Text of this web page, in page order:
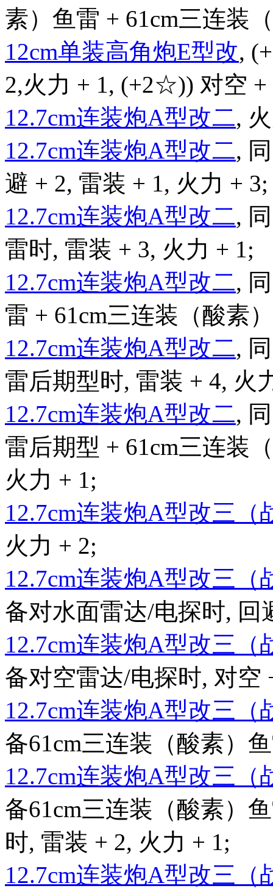
素）鱼雷 + 61cm三连装
12cm单装高角炮E型改,
2,火力 + 1, (+2☆)) 对空 +
12.7cm连装炮A型改二,
12.7cm连装炮A型改二,
避 + 2, 雷装 + 1, 火力 + 3;
12.7cm连装炮A型改二,
雷时, 雷装 + 3, 火力 + 1;
12.7cm连装炮A型改二,
雷 + 61cm三连装（酸素
12.7cm连装炮A型改二,
雷后期型时, 雷装 + 4, 火
12.7cm连装炮A型改二,
雷后期型 + 61cm三连装
火力 + 1;
12.7cm连装炮A型改三（
火力 + 2;
12.7cm连装炮A型改三（
备对水面雷达/电探时, 回
12.7cm连装炮A型改三（
备对空雷达/电探时, 对空
12.7cm连装炮A型改三（
备61cm三连装（酸素）
12.7cm连装炮A型改三（
备61cm三连装（酸素）
时, 雷装 + 2, 火力 + 1;
12.7cm连装炮A型改三（